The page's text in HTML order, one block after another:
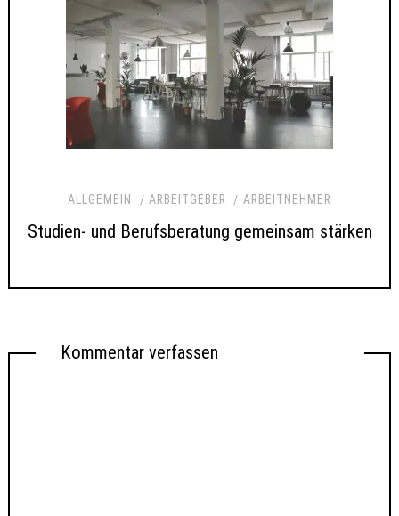
ALLGEMEIN ARBEITGEBER ARBEITNEHMER
Studien- und Berufsberatung gemeinsam stärken
Kommentar verfassen